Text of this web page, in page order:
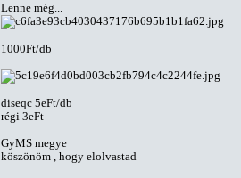
Lenne még...
1000Ft/db
diseqc 5eFt/db
régi 3eFt
GyMS megye
köszönöm , hogy elolvastad